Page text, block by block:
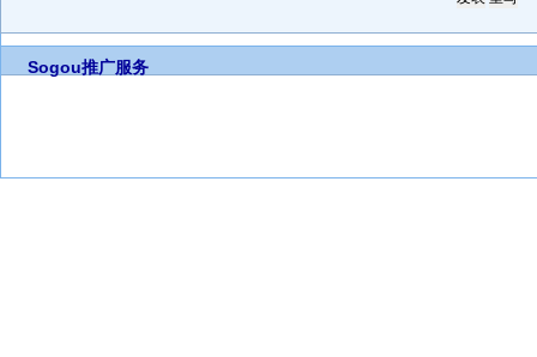
Sogou推广服务